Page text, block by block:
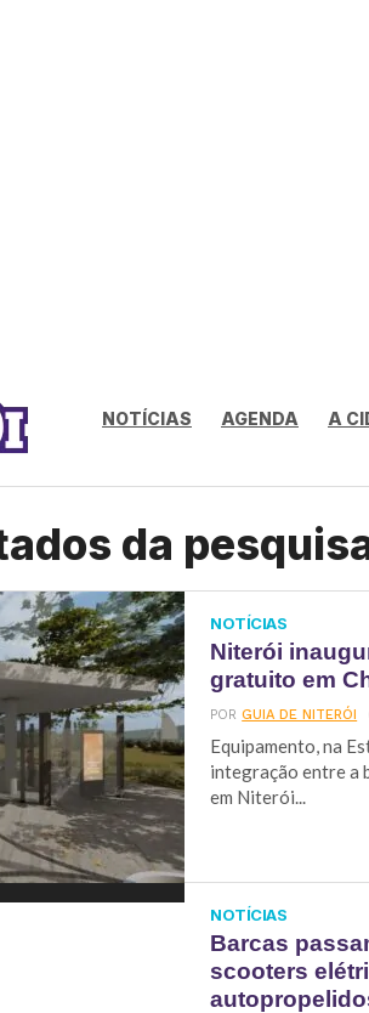
NOTÍCIAS AGENDA A
da
NOTÍCIAS
Niterói
gratuito em
PORGUIA DE NITERÓI
Equipamento, na
integração entre a
em Niterói...
NOTÍCIAS
Barcas
scooters